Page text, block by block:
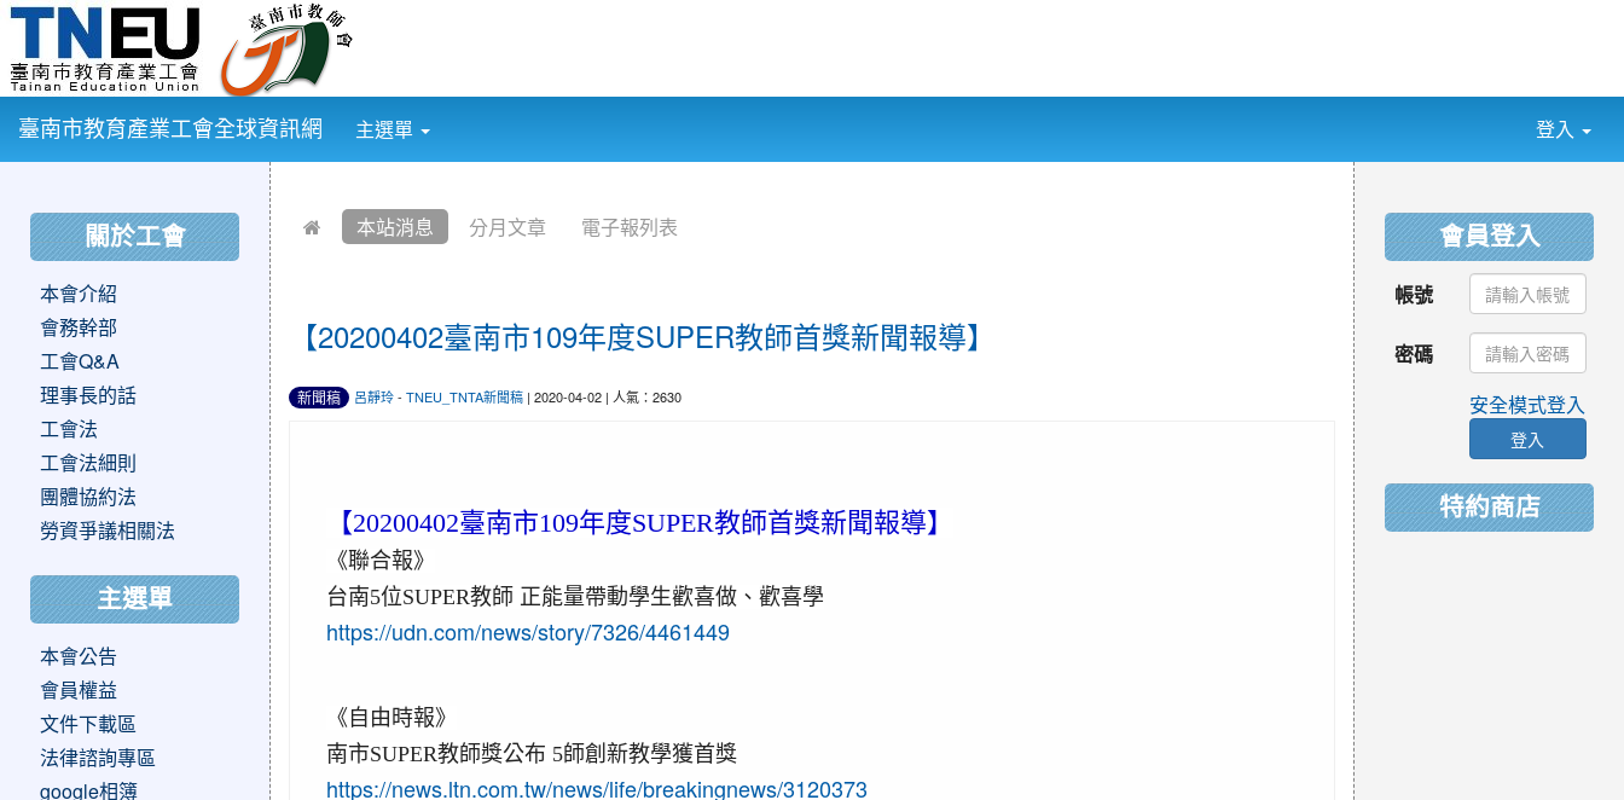
臺南市教育產業工會全球資訊網 主選單 登入
本站消息 分月文章 電子報列表
【20200402臺南市109年度SUPER教師首獎新聞報導】
新聞稿 呂靜玲- TNEU_TNTA新聞稿 | 2020-04-02 | 人氣：2630
【20200402臺南市109年度SUPER教師首獎新聞報導】
《聯合報》
台南5位SUPER教師 正能量帶動學生歡喜做、歡喜學
https://udn.com/news/story/7326/4461449
《自由時報》
南市SUPER教師獎公布 5師創新教學獲首獎
https://news.ltn.com.tw/news/life/breakingnews/3120373
關於工會
本會介紹
會務幹部
工會Q&A
理事長的話
工會法
工會法細則
團體協約法
勞資爭議相關法
主選單
本會公告
會員權益
文件下載區
法律諮詢專區
google相簿
會員登入
帳號
密碼
安全模式登入
登入
特約商店